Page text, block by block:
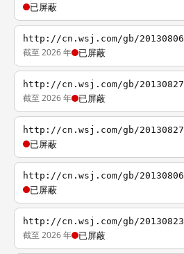
已屏蔽
http://cn.wsj.com/gb/20130806/
截至 2026 年 已屏蔽
http://cn.wsj.com/gb/
截至 2026 年 已屏蔽
http://cn.wsj.com/gb/20130827/
已屏蔽
http://cn.wsj.com/gb/
已屏蔽
http://cn.wsj.com/gb/
截至 2026 年 已屏蔽